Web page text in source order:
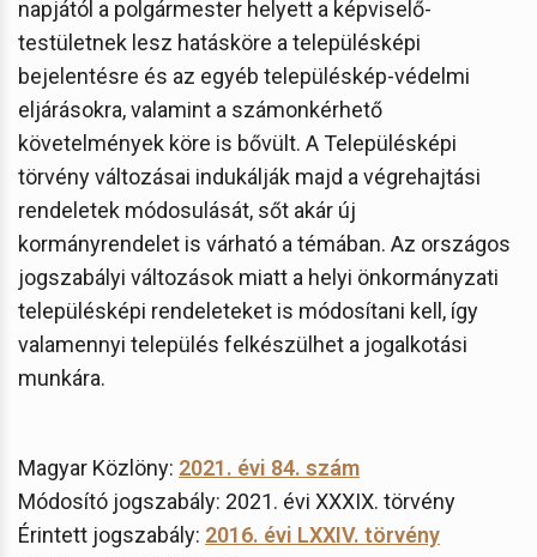
napjától a polgármester helyett a képviselő-
testületnek lesz hatásköre a településképi
bejelentésre és az egyéb településkép-védelmi
eljárásokra, valamint a számonkérhető
követelmények köre is bővült. A Településképi
törvény változásai indukálják majd a végrehajtási
rendeletek módosulását, sőt akár új
kormányrendelet is várható a témában. Az országos
jogszabályi változások miatt a helyi önkormányzati
településképi rendeleteket is módosítani kell, így
valamennyi település felkészülhet a jogalkotási
munkára.
Magyar Közlöny: 2021. évi 84. szám
Módosító jogszabály: 2021. évi XXXIX. törvény
Érintett jogszabály: 2016. évi LXXIV. törvény